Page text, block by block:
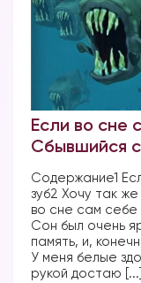
Если во сне
Сбывшийся
Содержание1
зуб2 Хочу так
во сне сам
Сон был очень
память, и,
У меня белые
рукой достаю [...]